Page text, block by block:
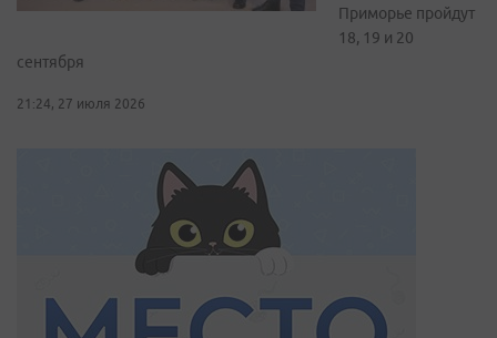
Приморье пройдут
18, 19 и 20
сентября
21:24, 27 июля 2026